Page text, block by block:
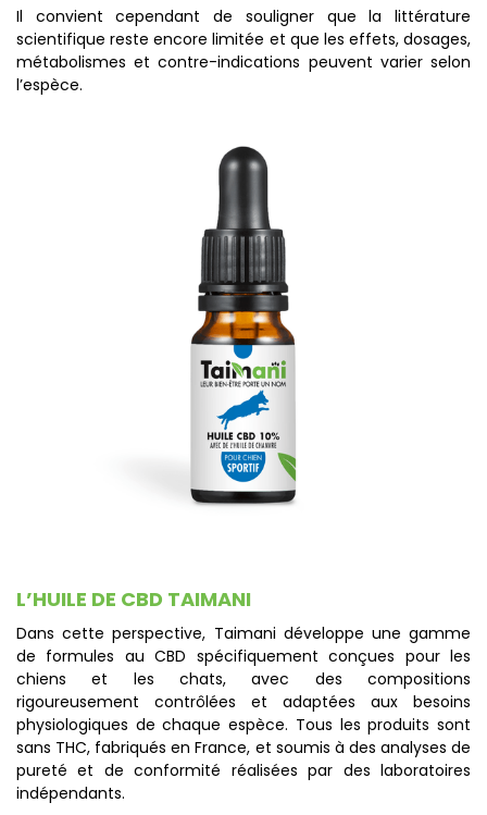
Il convient cependant de souligner que la littérature
scientifique reste encore limitée et que les effets, dosages,
métabolismes et contre-indications peuvent varier selon
l’espèce.
L’HUILE DE CBD TAIMANI
Dans cette perspective, Taimani développe une gamme
de formules au CBD spécifiquement conçues pour les
chiens et les chats, avec des compositions
rigoureusement contrôlées et adaptées aux besoins
physiologiques de chaque espèce. Tous les produits sont
sans THC, fabriqués en France, et soumis à des analyses de
pureté et de conformité réalisées par des laboratoires
indépendants.